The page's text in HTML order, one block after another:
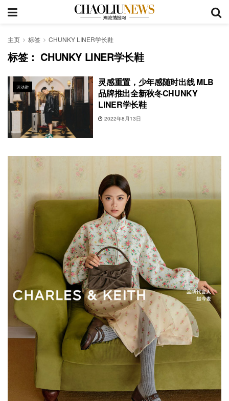
主页 标签 CHUNKY LINER学长鞋
标签： CHUNKY LINER学长鞋
运动鞋
灵感重置，少年感随时出线 MLB
品牌推出全新秋冬CHUNKY
LINER学长鞋
2022年8月13日